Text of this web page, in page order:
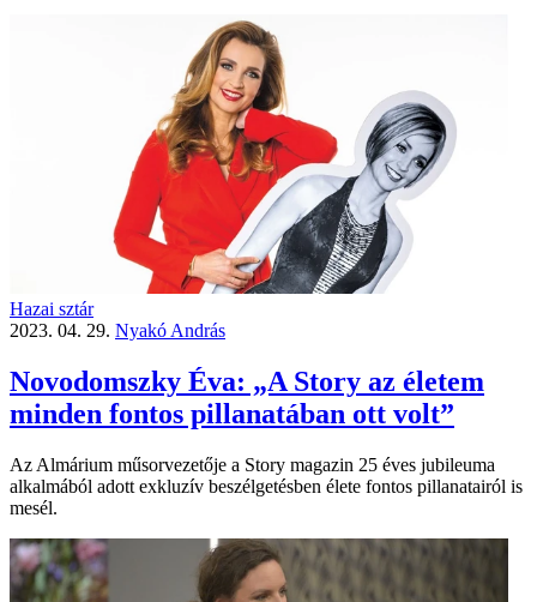
Hazai sztár
2023. 04. 29. Nyakó András
Novodomszky Éva: „A Story az életem
minden fontos pillanatában ott volt”
Az Almárium műsor­vezetője a Story magazin 25 éves jubileuma
alkalmából adott exkluzív beszélgetésben élete fontos pillanatairól is
mesél.